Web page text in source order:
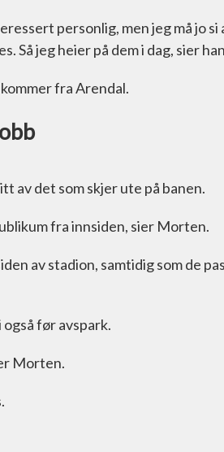
personlig, men jeg må jo si
Så jeg heier på dem i dag, sier
fra Arendal.
av det som skjer ute på banen.
fra innsiden, sier Morten.
av stadion, samtidig som de
før avspark.
Morten.